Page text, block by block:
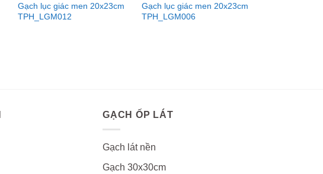
Gạch lục giác men 20x23cm
TPH_LGM012
Gạch lục giác men 20x23cm
TPH_LGM006
GẠCH ỐP LÁT
Gạch lát nền
Gạch 30x30cm